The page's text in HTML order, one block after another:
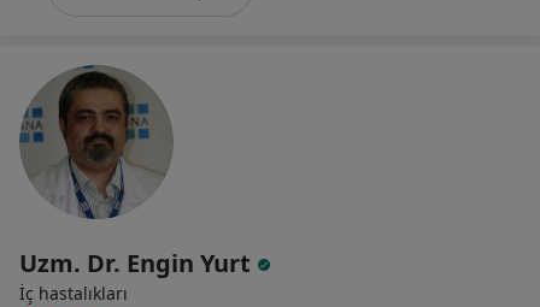
Uzm. Dr. Engin Yurt
İç hastalıkları